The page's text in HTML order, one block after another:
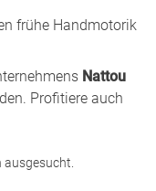
frühe Handmotorik
Nattou
Profitiere auch
ausgesucht.